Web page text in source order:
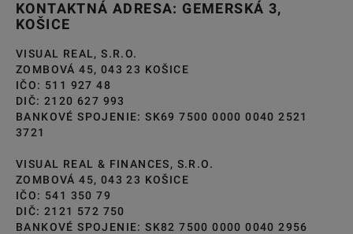
KONTAKTNÁ ADRESA: GEMERSKÁ 3,
KOŠICE
VISUAL REAL, S.R.O.
ZOMBOVÁ 45, 043 23 KOŠICE
IČO: 511 927 48
DIČ: 2120 627 993
BANKOVÉ SPOJENIE: SK69 7500 0000 0040 2521
3721
VISUAL REAL & FINANCES, S.R.O.
ZOMBOVÁ 45, 043 23 KOŠICE
IČO: 541 350 79
DIČ: 2121 572 750
BANKOVÉ SPOJENIE: SK82 7500 0000 0040 2956